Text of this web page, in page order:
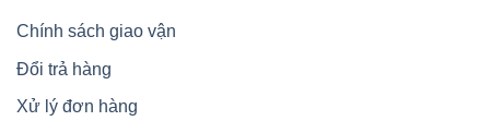
Chính sách giao vận
Đổi trả hàng
Xử lý đơn hàng